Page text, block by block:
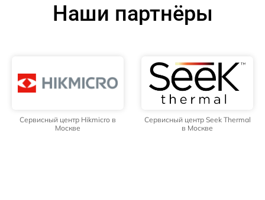
Наши партнёры
Сервисный центр Hikmicro в
Москве
Сервисный центр Seek Thermal
в Москве